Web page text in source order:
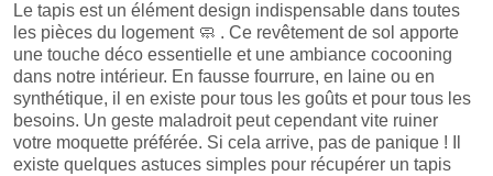
Le tapis est un élément design indispensable dans toutes
les pièces du logement 🧼 . Ce revêtement de sol apporte
une touche déco essentielle et une ambiance cocooning
dans notre intérieur. En fausse fourrure, en laine ou en
synthétique, il en existe pour tous les goûts et pour tous les
besoins. Un geste maladroit peut cependant vite ruiner
votre moquette préférée. Si cela arrive, pas de panique ! Il
existe quelques astuces simples pour récupérer un tapis